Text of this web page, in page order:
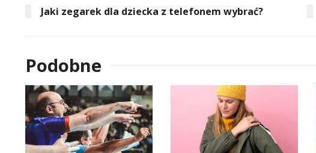
Jaki zegarek dla dziecka z telefonem wybrać?
Podobne